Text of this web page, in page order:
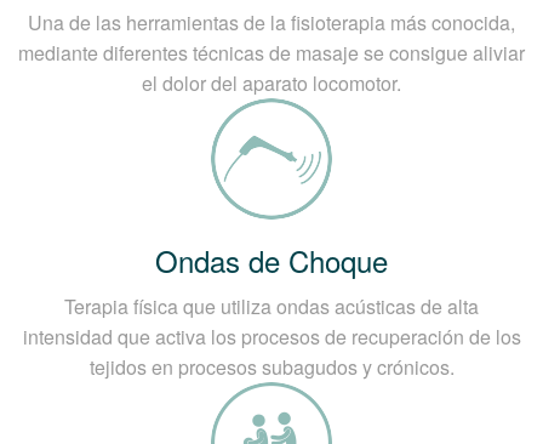
Una de las herramientas de la fisioterapia más conocida,
mediante diferentes técnicas de masaje se consigue aliviar
el dolor del aparato locomotor.
Ondas de Choque
Terapia física que utiliza ondas acústicas de alta
intensidad que activa los procesos de recuperación de los
tejidos en procesos subagudos y crónicos.